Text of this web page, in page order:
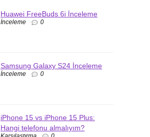
Huawei FreeBuds 6i İnceleme
İnceleme 0
Samsung Galaxy S24 İnceleme
İnceleme 0
iPhone 15 vs iPhone 15 Plus:
Hangi telefonu almalıyım?